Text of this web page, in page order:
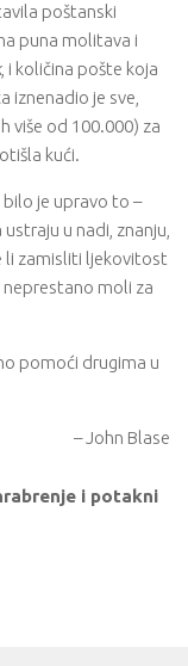
poštanski
puna molitava i
, i količina pošte koja
iznenadio je sve,
više od 100.000) za
kući.
je upravo to –
u nadi, znanju,
li zamisliti ljekovitost
neprestano moli za
pomoći drugima u
– John Blase
i potakni